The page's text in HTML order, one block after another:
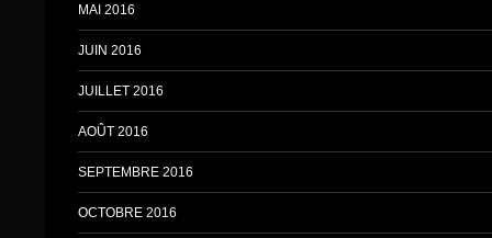
MAI 2016
JUIN 2016
JUILLET 2016
AOÛT 2016
SEPTEMBRE 2016
OCTOBRE 2016